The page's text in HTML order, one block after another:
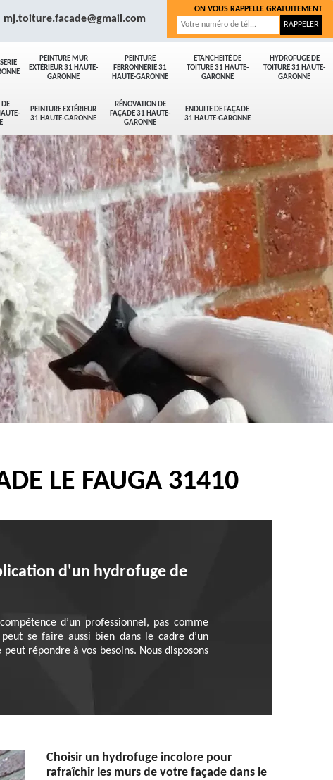
PEINTURE MUR
EXTÉRIEUR 31 HAUTE-
GARONNE
PEINTURE
FERRONNERIE 31
HAUTE-GARONNE
ETANCHEITÉ DE
TOITURE 31 HAUTE-
GARONNE
HYDROFUGE DE
TOITURE 31 HAUTE-
GARONNE
DE
PEINTURE EXTÉRIEUR
31 HAUTE-GARONNE
RÉNOVATION DE
FAÇADE 31 HAUTE-
GARONNE
ENDUITE DE FAÇADE
31 HAUTE-GARONNE
mj.toiture.facade@gmail.com
ON VOUS RAPPELLE GRATUITEMENT
LE FAUGA 31410
d'un hydrofuge de
d’un professionnel, pas comme
se faire aussi bien dans le cadre d’un
répondre à vos besoins. Nous disposons
Choisir un hydrofuge incolore pour
rafraîchir les murs de votre façade dans le